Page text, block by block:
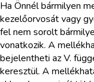
Ha Önnél bármilyen
kezelőorvosát vagy
fel nem sorolt
vonatkozik. A
bejelentheti az V.
keresztül. A